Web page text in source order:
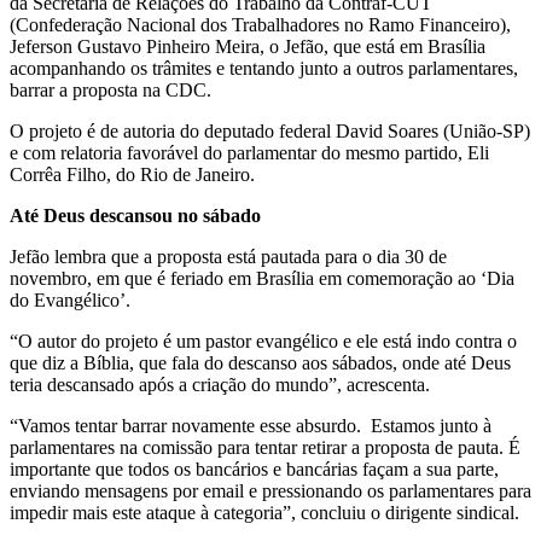
(Confederação Nacional dos Trabalhadores no Ramo Financeiro),
Jeferson Gustavo Pinheiro Meira, o Jefão, que está em Brasília
acompanhando os trâmites e tentando junto a outros parlamentares,
barrar a proposta na CDC.
O projeto é de autoria do deputado federal David Soares (União-SP)
e com relatoria favorável do parlamentar do mesmo partido, Eli
Corrêa Filho, do Rio de Janeiro.
Até Deus descansou no sábado
Jefão lembra que a proposta está pautada para o dia 30 de
novembro, em que é feriado em Brasília em comemoração ao ‘Dia
do Evangélico’.
“O autor do projeto é um pastor evangélico e ele está indo contra o
que diz a Bíblia, que fala do descanso aos sábados, onde até Deus
teria descansado após a criação do mundo”, acrescenta.
“Vamos tentar barrar novamente esse absurdo. Estamos junto à
parlamentares na comissão para tentar retirar a proposta de pauta. É
importante que todos os bancários e bancárias façam a sua parte,
enviando mensagens por email e pressionando os parlamentares para
impedir mais este ataque à categoria”, concluiu o dirigente sindical.